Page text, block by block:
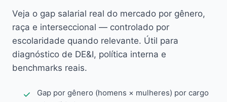
Veja o gap salarial real do mercado por gênero,
raça e interseccional — controlado por
escolaridade quando relevante. Útil para
diagnóstico de DE&I, política interna e
benchmarks reais.
Gap por gênero (homens × mulheres) por cargo